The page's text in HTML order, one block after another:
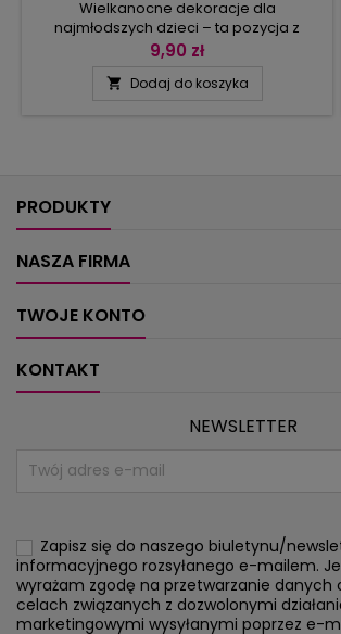
Wielkanocne dekoracje dla
najmłodszych dzieci – ta pozycja z
pewnością je zaciekawi! Przestrzenne i
Ich wykonanie jest dziecinnie proste:
9,90 zł
 Dodaj do koszyka
PRODUKTY
NASZA FIRMA
TWOJE KONTO
KONTAKT
NEWSLETTER
Zapisz się do naszego biuletynu/
informacyjnego rozsyłanego e-mailem.
wyrażam zgodę na przetwarzanie danych
celach związanych z dozwolonymi
marketingowymi wysyłanymi poprzez e-